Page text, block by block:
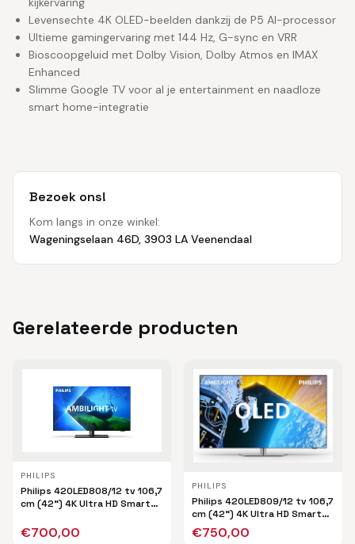
Levensechte 4K OLED-beelden dankzij de P5 AI-processor
Ultieme gamingervaring met 144 Hz, G-sync en VRR
Bioscoopgeluid met Dolby Vision, Dolby Atmos en IMAX
Enhanced
Slimme Google TV voor al je entertainment en naadloze
smart home-integratie
Bezoek ons!
Kom langs in onze winkel:
Wageningselaan 46D, 3903 LA Veenendaal
Gerelateerde producten
PHILIPS
Philips 42OLED808/12 tv 106,7
cm (42") 4K Ultra HD Smart
€700,00
PHILIPS
Philips 42OLED809/12 tv 106,7
cm (42") 4K Ultra HD Smart
TV Wifi Zwart
€750,00